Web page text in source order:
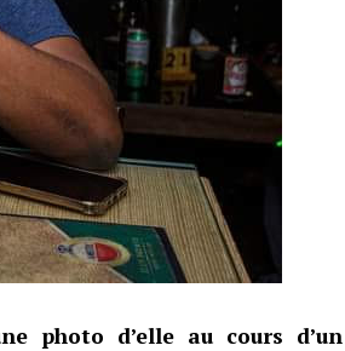
photo d’elle au cours d’un